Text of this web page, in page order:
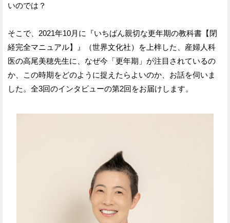
いのでは？
そこで、2021年10月に『いちばん親切な更年期の教科書【閉
経完全マニュアル】』（世界文化社）を上梓した、産婦人科
医の高尾美穂先生に、なぜ今「更年期」が注目されているの
か、この時期をどのように捉えたらよいのか、お話を伺いま
した。全3回のインタビューの第2回をお届けします。